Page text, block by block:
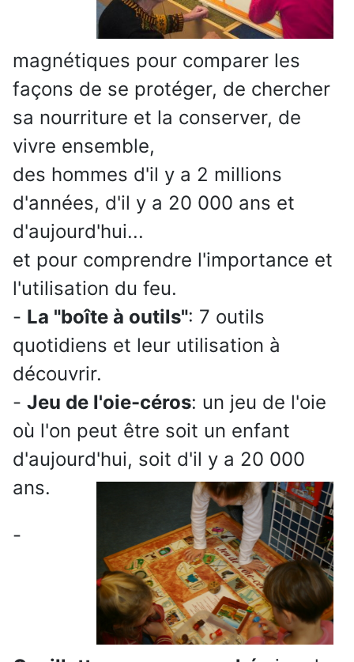
magnétiques pour comparer les
façons de se protéger, de chercher
sa nourriture et la conserver, de
vivre ensemble,
des hommes d'il y a 2 millions
d'années, d'il y a 20 000 ans et
d'aujourd'hui...
et pour comprendre l'importance et
l'utilisation du feu.
- La "boîte à outils": 7 outils
quotidiens et leur utilisation à
découvrir.
- Jeu de l'oie-céros: un jeu de l'oie
où l'on peut être soit un enfant
d'aujourd'hui, soit d'il y a 20 000
ans.
-